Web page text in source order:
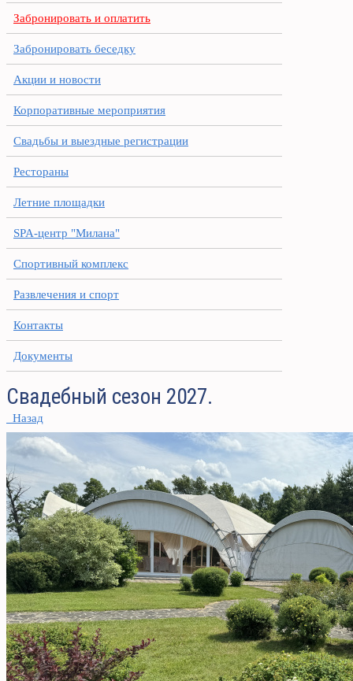
Забронировать и оплатить
Забронировать беседку
Акции и новости
Корпоративные мероприятия
Свадьбы и выездные регистрации
Рестораны
Летние площадки
SPA-центр "Милана"
Спортивный комплекс
Развлечения и спорт
Контакты
Документы
Свадебный сезон 2027.
Назад